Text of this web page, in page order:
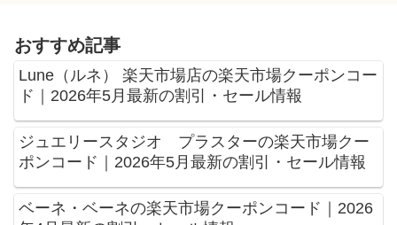
おすすめ記事
Lune（ルネ） 楽天市場店の楽天市場クーポンコー
ド｜2026年5月最新の割引・セール情報
ジュエリースタジオ プラスターの楽天市場クー
ポンコード｜2026年5月最新の割引・セール情報
ベーネ・ベーネの楽天市場クーポンコード｜2026